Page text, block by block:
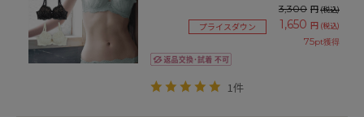
3,300 円(税込)
プライスダウン 1,650 円 (税込)
75pt獲得
1件